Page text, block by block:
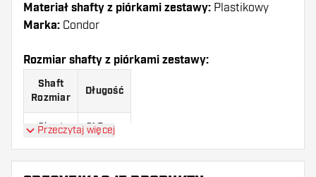
Materiał shafty z piórkami zestawy: Plastikowy
Marka: Condor
Rozmiar shafty z piórkami zestawy:
Shaft
Rozmiar
Długość
Short 21.5 mm
Przeczytaj więcej